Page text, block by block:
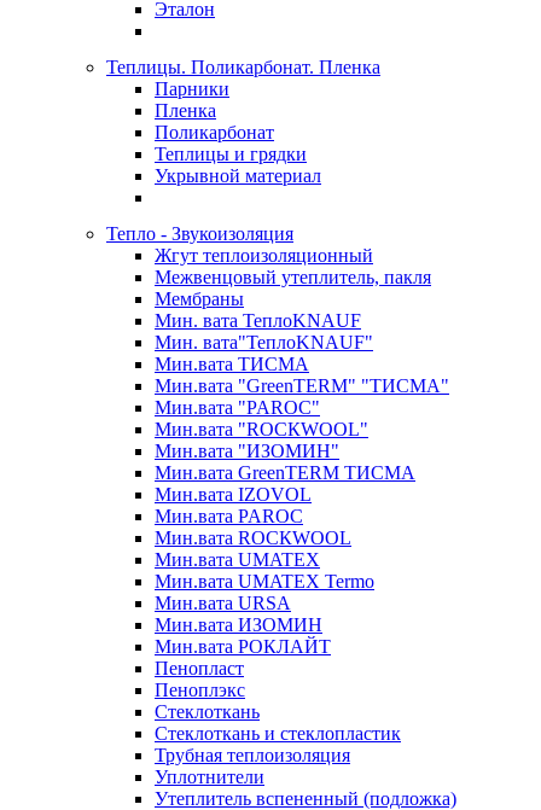
Эталон
Теплицы. Поликарбонат. Пленка
Парники
Пленка
Поликарбонат
Теплицы и грядки
Укрывной материал
Тепло - Звукоизоляция
Жгут теплоизоляционный
Межвенцовый утеплитель, пакля
Мембраны
Мин. вата ТеплоKNAUF
Мин. вата"ТеплоKNAUF"
Мин.вата ТИСМА
Мин.вата "GreenTERM" "ТИСМА"
Мин.вата "PAROC"
Мин.вата "ROCКWOOL"
Мин.вата "ИЗОМИН"
Мин.вата GreenTERM ТИСМА
Мин.вата IZOVOL
Мин.вата PAROC
Мин.вата ROCКWOOL
Мин.вата UMATEX
Мин.вата UMATEX Termo
Мин.вата URSA
Мин.вата ИЗОМИН
Мин.вата РОКЛАЙТ
Пенопласт
Пеноплэкс
Стеклоткань
Стеклоткань и стеклопластик
Трубная теплоизоляция
Уплотнители
Утеплитель вспененный (подложка)